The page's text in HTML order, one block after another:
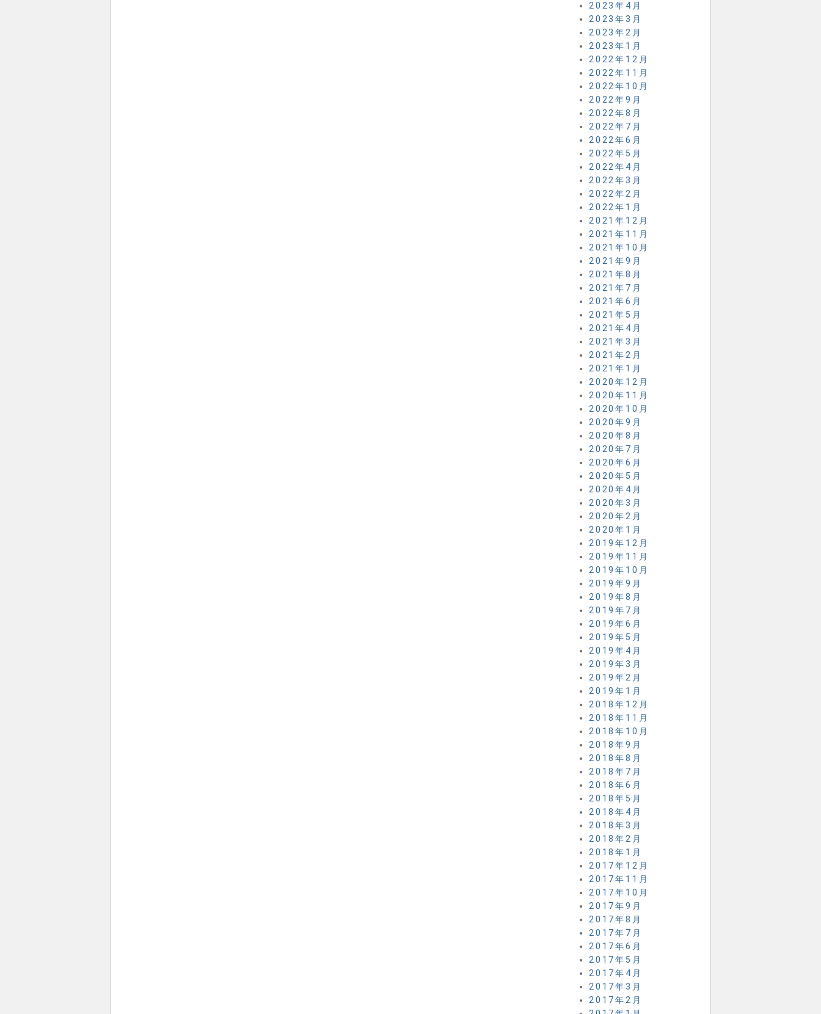
2023年4月
2023年3月
2023年2月
2023年1月
2022年12月
2022年11月
2022年10月
2022年9月
2022年8月
2022年7月
2022年6月
2022年5月
2022年4月
2022年3月
2022年2月
2022年1月
2021年12月
2021年11月
2021年10月
2021年9月
2021年8月
2021年7月
2021年6月
2021年5月
2021年4月
2021年3月
2021年2月
2021年1月
2020年12月
2020年11月
2020年10月
2020年9月
2020年8月
2020年7月
2020年6月
2020年5月
2020年4月
2020年3月
2020年2月
2020年1月
2019年12月
2019年11月
2019年10月
2019年9月
2019年8月
2019年7月
2019年6月
2019年5月
2019年4月
2019年3月
2019年2月
2019年1月
2018年12月
2018年11月
2018年10月
2018年9月
2018年8月
2018年7月
2018年6月
2018年5月
2018年4月
2018年3月
2018年2月
2018年1月
2017年12月
2017年11月
2017年10月
2017年9月
2017年8月
2017年7月
2017年6月
2017年5月
2017年4月
2017年3月
2017年2月